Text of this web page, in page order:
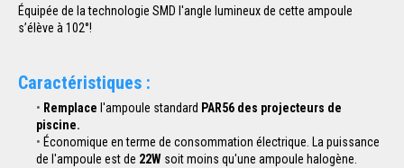
Équipée de la technologie SMD l'angle lumineux de cette ampoule
s’élève à 102°!
Caractéristiques :
Remplace l'ampoule standard PAR56 des projecteurs de
piscine.
Économique en terme de consommation électrique. La puissance
de l'ampoule est de 22W soit moins qu'une ampoule halogène.